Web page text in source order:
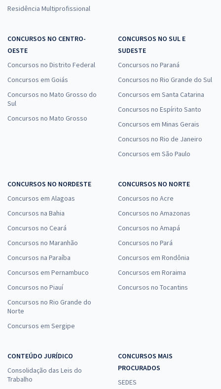
Residência Multiprofissional
CONCURSOS NO CENTRO-
OESTE
Concursos no Distrito Federal
Concursos em Goiás
Concursos no Mato Grosso do
Sul
Concursos no Mato Grosso
CONCURSOS NO SUL E
SUDESTE
Concursos no Paraná
Concursos no Rio Grande do Sul
Concursos em Santa Catarina
Concursos no Espírito Santo
Concursos em Minas Gerais
Concursos no Rio de Janeiro
Concursos em São Paulo
CONCURSOS NO NORDESTE
Concursos em Alagoas
Concursos na Bahia
Concursos no Ceará
Concursos no Maranhão
Concursos na Paraíba
Concursos em Pernambuco
Concursos no Piauí
Concursos no Rio Grande do
Norte
Concursos em Sergipe
CONCURSOS NO NORTE
Concursos no Acre
Concursos no Amazonas
Concursos no Amapá
Concursos no Pará
Concursos em Rondônia
Concursos em Roraima
Concursos no Tocantins
CONTEÚDO JURÍDICO
Consolidação das Leis do
Trabalho
CONCURSOS MAIS
PROCURADOS
SEDES